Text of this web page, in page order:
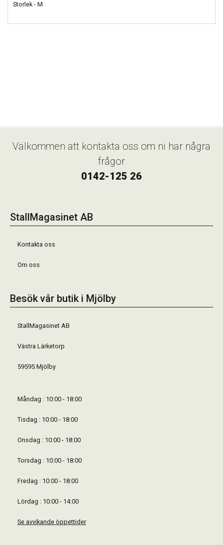
Storlek - M
Välkommen att kontakta oss om ni har några
frågor
0142-125 26
StallMagasinet AB
Kontakta oss
Om oss
Besök vår butik i Mjölby
StallMagasinet AB
Västra Lärketorp
59595 Mjölby
Måndag : 10:00 - 18:00
Tisdag : 10:00 - 18:00
Onsdag : 10:00 - 18:00
Torsdag : 10:00 - 18:00
Fredag : 10:00 - 18:00
Lördag : 10:00 - 14:00
Se avvikande öppettider